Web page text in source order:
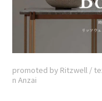
promoted by Ritzwell /
n Anzai